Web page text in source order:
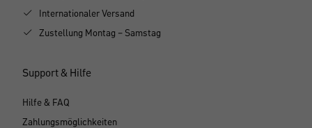
Internationaler Versand
Zustellung Montag – Samstag
Support & Hilfe
Hilfe & FAQ
Zahlungsmöglichkeiten